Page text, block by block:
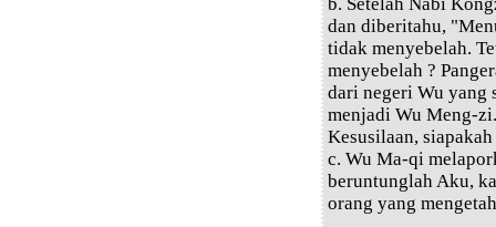
dan diberitahu,
tidak menyebelah.
menyebelah ?
dari negeri Wu yang
menjadi Wu Meng-
Kesusilaan,
c. Wu Ma-qi
beruntunglah Aku,
orang yang